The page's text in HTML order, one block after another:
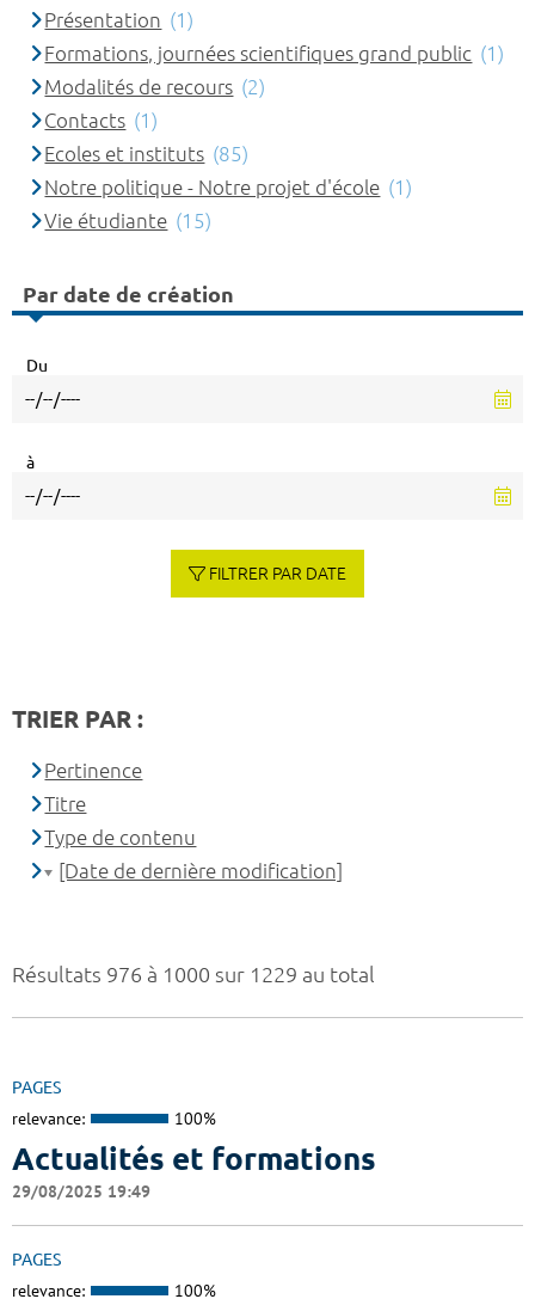
Résultats 976 à 1000 sur 1229 au total
PAGES
relevance: 100%
Actualités et formations
29/08/2025 19:49
PAGES
relevance: 100%
Présentation (1)
Formations, journées scientifiques grand public (1)
Modalités de recours (2)
Contacts (1)
Ecoles et instituts (85)
Notre politique - Notre projet d'école (1)
Vie étudiante (15)
Par date de création
Du
à
FILTRER PAR DATE
TRIER PAR :
Pertinence
Titre
Type de contenu
[Date de dernière modification]